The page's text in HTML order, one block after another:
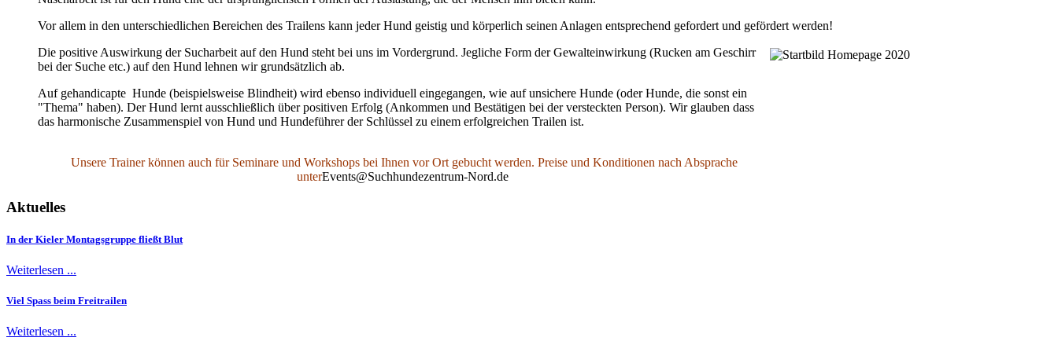
Vor allem in den unterschiedlichen Bereichen des Trailens kann jeder Hund geistig und körperlich seinen Anlagen entsprechend gefordert und gefördert werden!
Die positive Auswirkung der Sucharbeit auf den Hund steht bei uns im Vordergrund. Jegliche Form der Gewalteinwirkung (Rucken am Geschirr
bei der Suche etc.) auf den Hund lehnen wir grundsätzlich ab.
Auf gehandicapte Hunde (beispielsweise Blindheit) wird ebenso individuell eingegangen, wie auf unsichere Hunde (oder Hunde, die sonst ein
"Thema" haben). Der Hund lernt ausschließlich über positiven Erfolg (Ankommen und Bestätigen bei der versteckten Person). Wir glauben dass
das harmonische Zusammenspiel von Hund und Hundeführer der Schlüssel zu einem erfolgreichen Trailen ist.
Unsere Trainer können auch für Seminare und Workshops bei Ihnen vor Ort gebucht werden. Preise und Konditionen nach Absprache
unterEvents@Suchhundezentrum-Nord.de
Aktuelles
In der Kieler Montagsgruppe fließt Blut
Weiterlesen ...
Viel Spass beim Freitrailen
Weiterlesen ...